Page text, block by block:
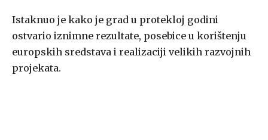
Istaknuo je kako je grad u protekloj godini
ostvario iznimne rezultate, posebice u korištenju
europskih sredstava i realizaciji velikih razvojnih
projekata.